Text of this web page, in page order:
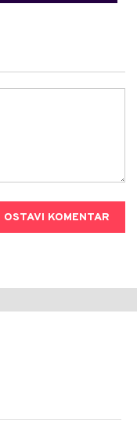
OSTAVI KOMENTAR